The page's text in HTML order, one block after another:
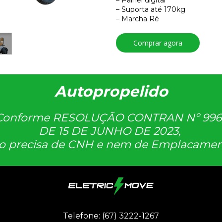
– Suporta até 170kg
– Marcha Ré
Comprar agora
Autopropelido
RESOLUÇÃO CONTRAN Nº
DE 15 DE JUNHO DE 2023,
precisa de CNH e nem de
Telefone: (67) 3222-1267